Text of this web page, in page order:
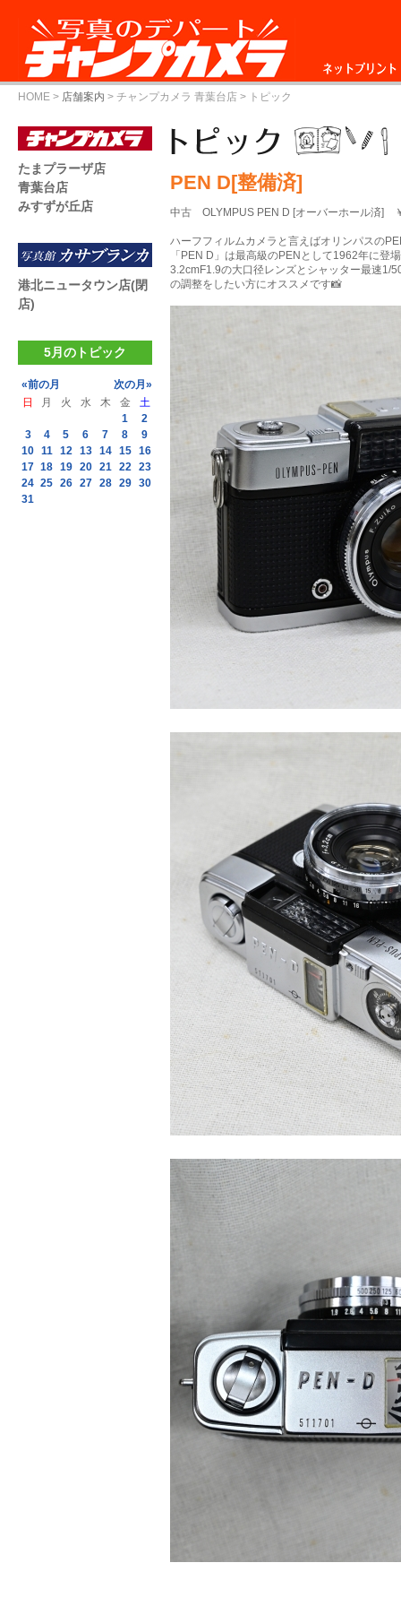
ネットプリント
HOME > 店舗案内 > チャンプカメラ 青葉台店 > トピック
PEN D[整備済]
中古 OLYMPUS PEN D [オーバーホール済]
ハーフフィルムカメラと言えばオリンパスの
「PEN D」は最高級のPENとして1962年に登
3.2cmF1.9の大口径レンズとシャッター最速1/
の調整をしたい方にオススメです📸
たまプラーザ店
青葉台店
みすずが丘店
港北ニュータウン店(閉
店)
5月のトピック
«前の月
次の月»
日
月 火 水 木 金
土
1
2
3
4 5 6 7 8
9
10 11 12 13 14 15 16
17 18 19 20 21 22 23
24 25 26 27 28 29 30
31